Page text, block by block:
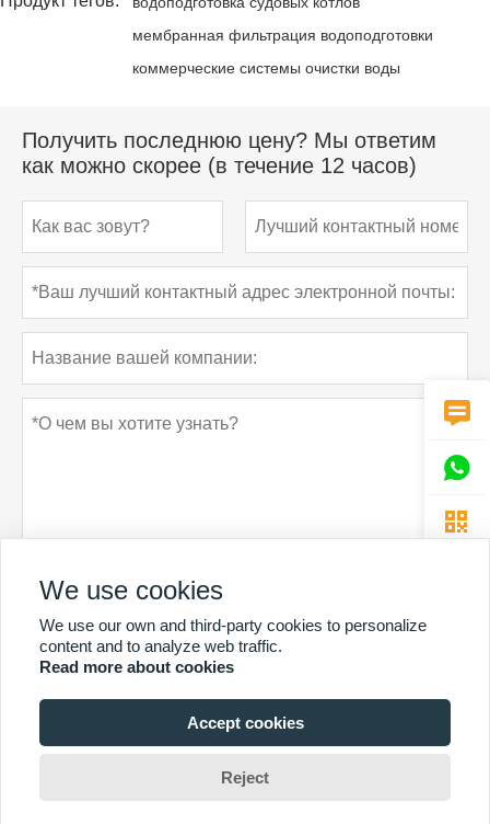
мембранная фильтрация водоподготовки
коммерческие системы очистки воды
Получить последнюю цену? Мы ответим
как можно скорее (в течение 12 часов)
отправить Политика конфиденциальности
Copyright By © Guangzhou Chunke Environmental Technology Co. Ltd. 邮箱：



We use cookies
We use our own and third-party cookies to personalize
content and to analyze web traffic.
Read more about cookies
Accept cookies
Reject